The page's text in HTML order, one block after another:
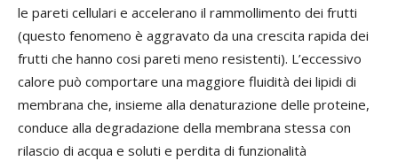
le pareti cellulari e accelerano il rammollimento dei frutti
(questo fenomeno è aggravato da una crescita rapida dei
frutti che hanno cosi pareti meno resistenti). L’eccessivo
calore può comportare una maggiore fluidità dei lipidi di
membrana che, insieme alla denaturazione delle proteine,
conduce alla degradazione della membrana stessa con
rilascio di acqua e soluti e perdita di funzionalità